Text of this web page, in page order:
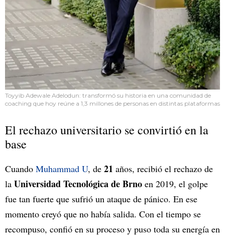
Toyyib Adewale Adelodun: transformó su historia en una comunidad de
coaching que hoy reúne a 1,3 millones de personas en distintas plataformas
El rechazo universitario se convirtió en la
base
Cuando Muhammad U, de 21 años, recibió el rechazo de
la Universidad Tecnológica de Brno en 2019, el golpe
fue tan fuerte que sufrió un ataque de pánico. En ese
momento creyó que no había salida. Con el tiempo se
recompuso, confió en su proceso y puso toda su energía en